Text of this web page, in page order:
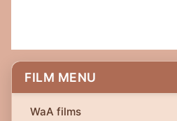
FILM MENU
WaA films